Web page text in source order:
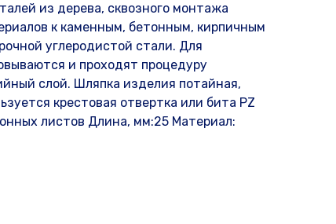
из дерева, сквозного монтажа
к каменным, бетонным, кирпичным
углеродистой стали. Для
и проходят процедуру
слой. Шляпка изделия потайная,
крестовая отвертка или бита PZ
листов Длина, мм:25 Материал: